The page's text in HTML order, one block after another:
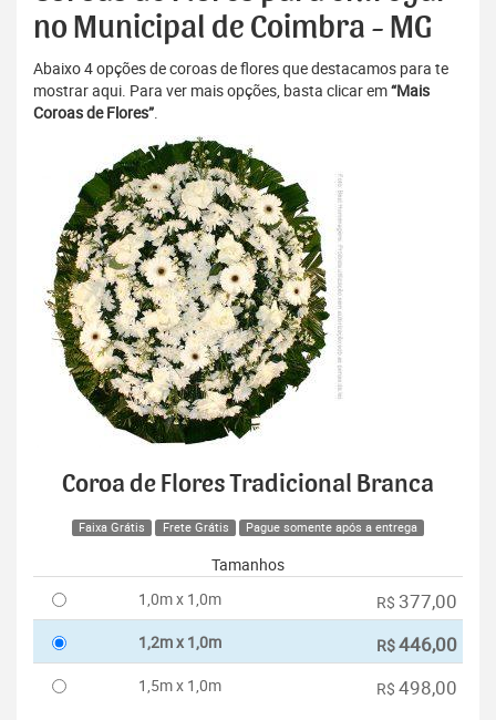
no Municipal de Coimbra - MG
Abaixo 4 opções de coroas de flores que destacamos para te
mostrar aqui. Para ver mais opções, basta clicar em“Mais
Coroas de Flores”.
Coroa de Flores Tradicional Branca
Faixa Grátis Frete Grátis Pague somente após a entrega
Tamanhos
1,0m x 1,0m
R$ 377,00
1,2m x 1,0m R$446,00
1,5m x 1,0m R$ 498,00